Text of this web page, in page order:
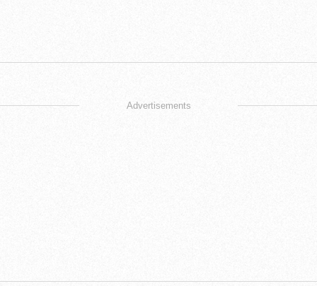
Advertisements